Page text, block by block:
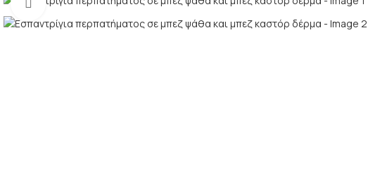
Κλικ για μεγέθυνση